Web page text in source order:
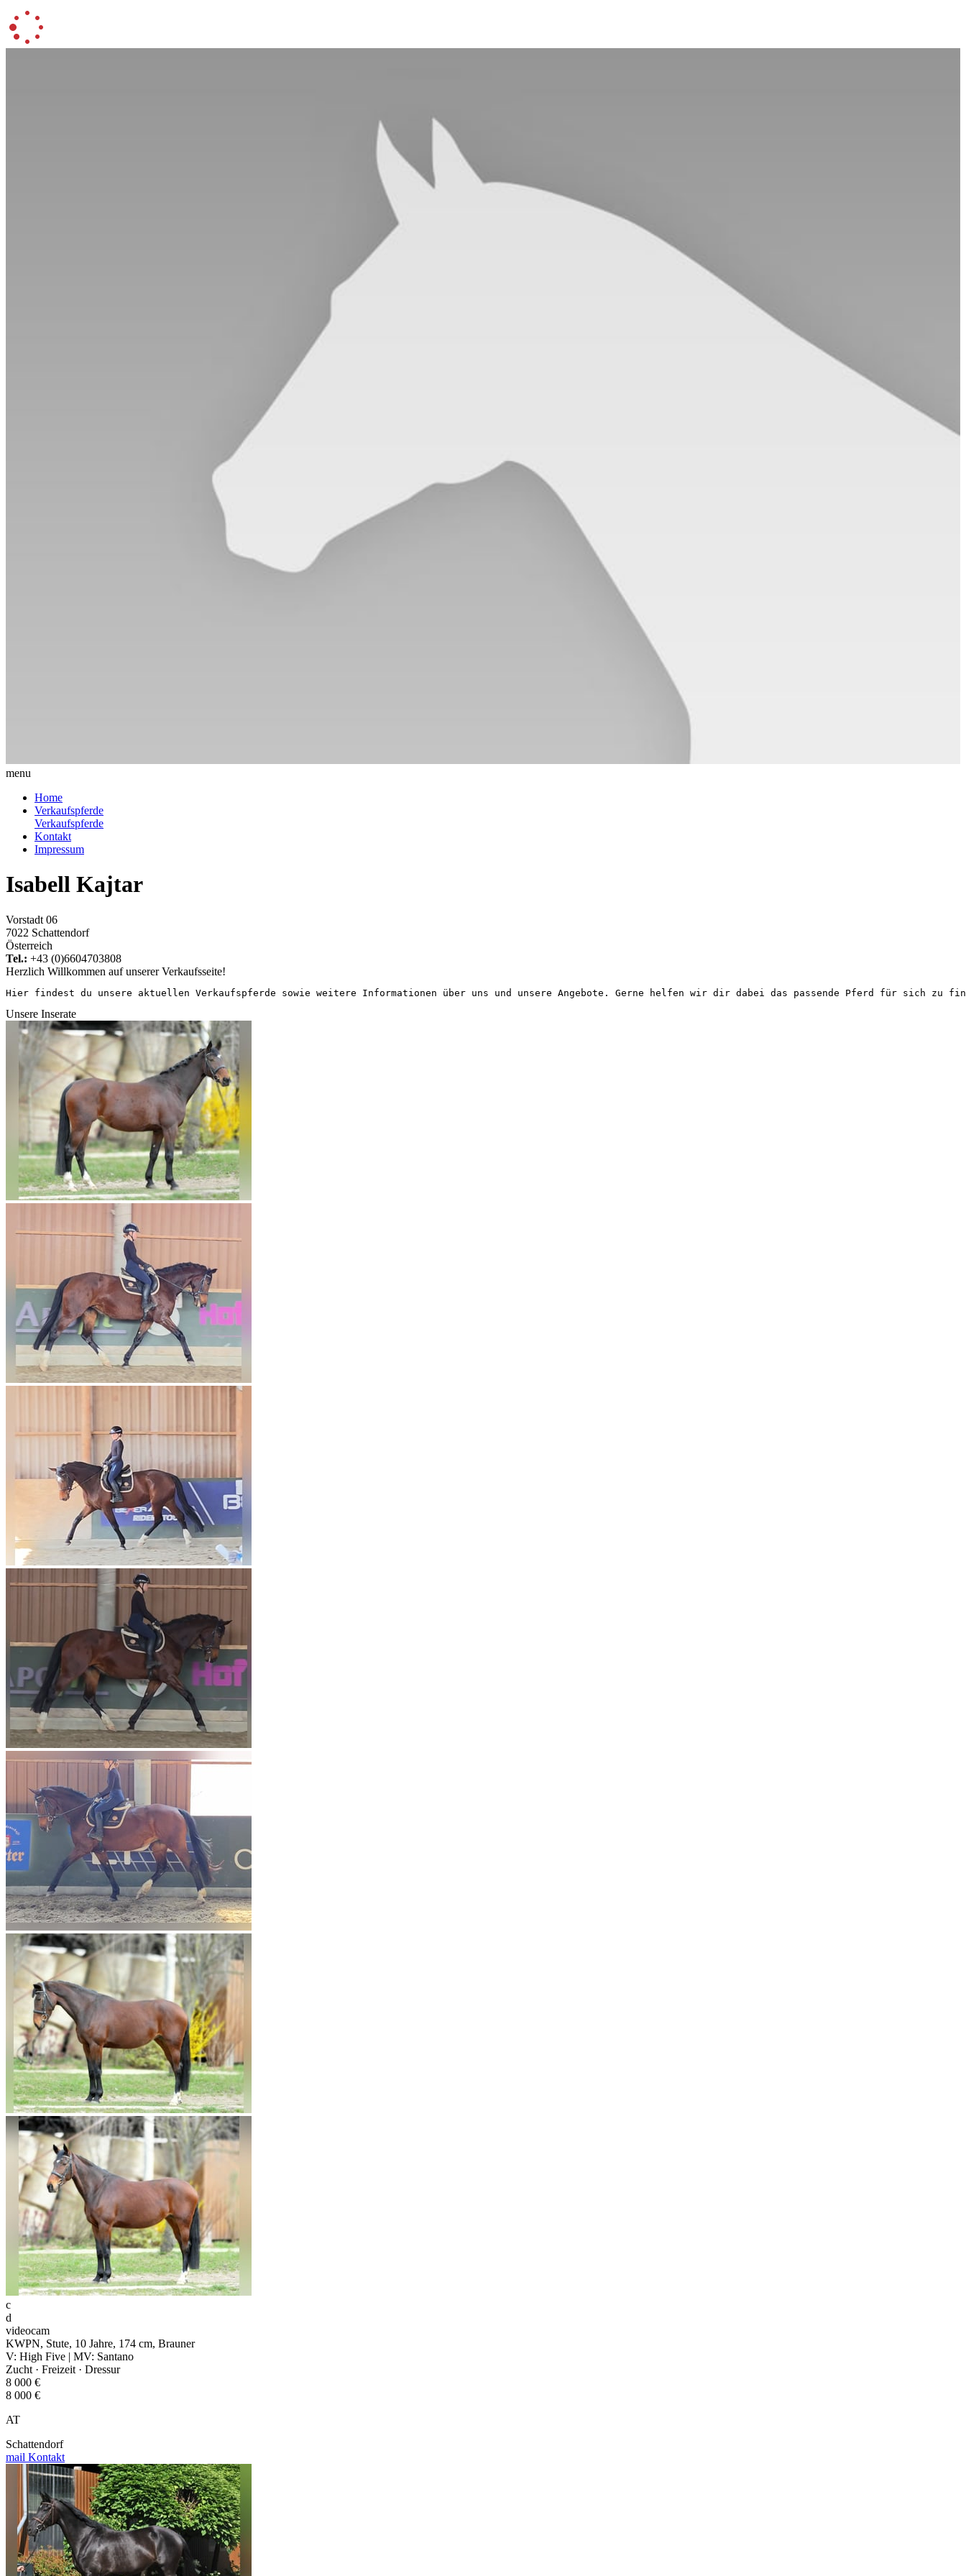
menu
Home
Verkaufspferde
Verkaufspferde
Kontakt
Impressum
Isabell Kajtar
Vorstadt 06
7022 Schattendorf
Österreich
Tel.: +43 (0)6604703808
Herzlich Willkommen auf unserer Verkaufsseite!
Hier findest du unsere aktuellen Verkaufspferde sowie weitere Informationen über uns und unsere Angebote. Gerne helfen wir dir dabei das passende Pferd für sich zu
Unsere Inserate
c
d
videocam
KWPN, Stute, 10 Jahre, 174 cm, Brauner
V: High Five | MV: Santano
Zucht · Freizeit · Dressur
8 000 €
8 000 €
AT
Schattendorf
mail Kontakt